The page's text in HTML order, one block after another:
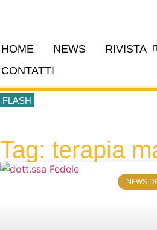
HOME NEWS RIVISTA
CONTATTI
FLASH
Tag: terapia
NEWS